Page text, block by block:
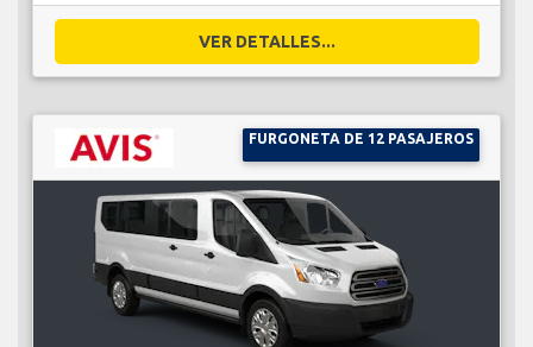
VER DETALLES...
FURGONETA DE 12 PASAJEROS